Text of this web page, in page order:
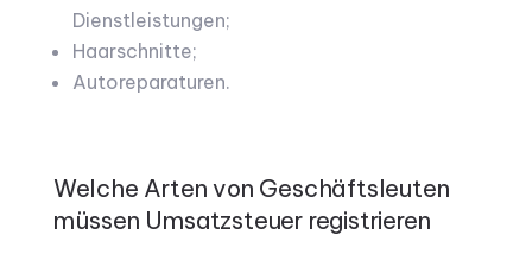
Dienstleistungen;
Haarschnitte;
Autoreparaturen.
Welche Arten von Geschäftsleuten
müssen Umsatzsteuer registrieren